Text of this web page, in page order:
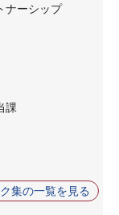
ナーシップ
課
集の一覧を見る